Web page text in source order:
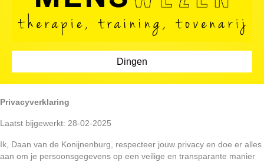
Dingen
Privacyverklaring
Laatst bijgewerkt: 28-02-2025
Ik, Daan van de Konijnenburg, respecteer jouw privacy en doe er alles
aan om je persoonsgegevens op een veilige en transparante manier